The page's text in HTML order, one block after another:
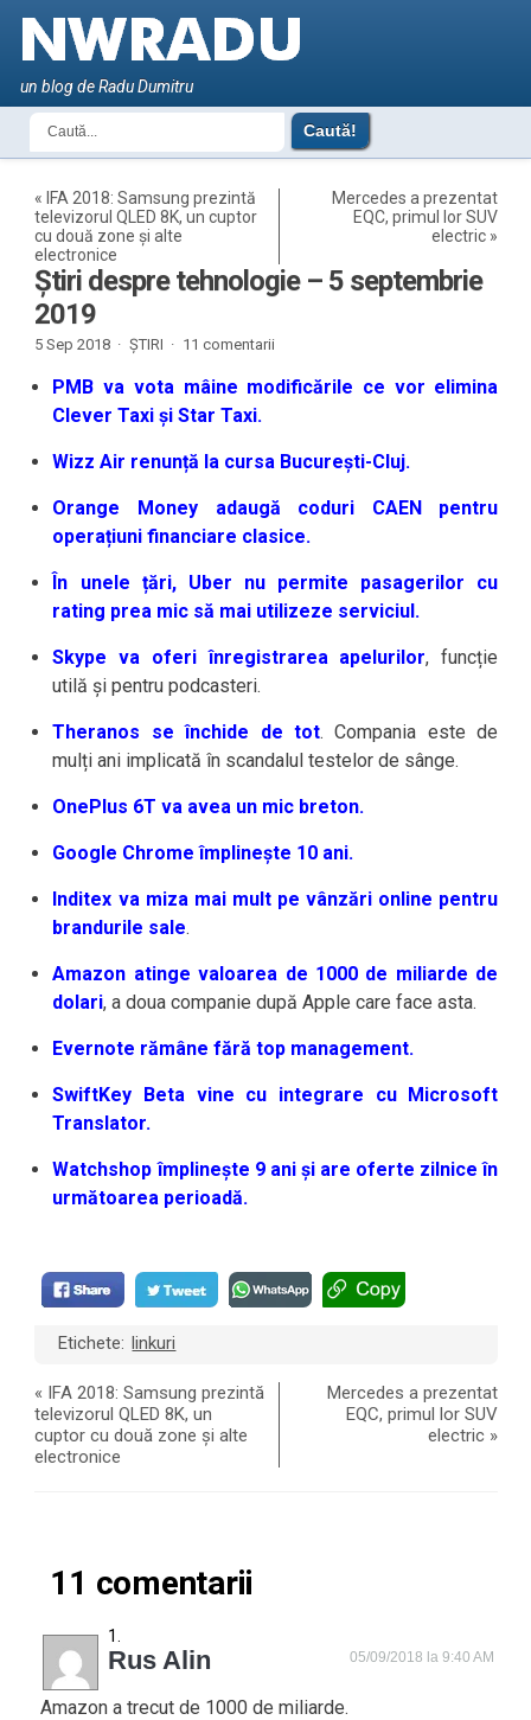
un blog de Radu Dumitru
« IFA 2018: Samsung prezintă
televizorul QLED 8K, un cuptor
cu două zone și alte
electronice
Mercedes a prezentat
EQC, primul lor SUV
electric »
Știri despre tehnologie – 5 septembrie
2019
5 Sep 2018 · ȘTIRI · 11 comentarii
PMB va vota mâine modificările ce vor elimina
Clever Taxi și Star Taxi.
Wizz Air renunță la cursa București-Cluj.
Orange Money adaugă coduri CAEN pentru
operațiuni financiare clasice.
În unele țări, Uber nu permite pasagerilor cu
rating prea mic să mai utilizeze serviciul.
Skype va oferi înregistrarea apelurilor, funcție
utilă și pentru podcasteri.
Theranos se închide de tot. Compania este de
mulți ani implicată în scandalul testelor de sânge.
OnePlus 6T va avea un mic breton.
Google Chrome împlinește 10 ani.
Inditex va miza mai mult pe vânzări online pentru
brandurile sale.
Amazon atinge valoarea de 1000 de miliarde de
dolari, a doua companie după Apple care face asta.
Evernote rămâne fără top management.
SwiftKey Beta vine cu integrare cu Microsoft
Translator.
Watchshop împlinește 9 ani și are oferte zilnice în
următoarea perioadă.
Etichete: linkuri
« IFA 2018: Samsung prezintă
televizorul QLED 8K, un
cuptor cu două zone și alte
electronice
Mercedes a prezentat
EQC, primul lor SUV
electric »
11 comentarii
Rus Alin 05/09/2018 la 9:40 AM
Amazon a trecut de 1000 de miliarde.